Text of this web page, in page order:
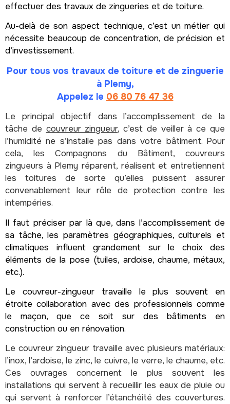
effectuer des travaux de zingueries et de toiture.
Au-delà de son aspect technique, c’est un métier qui
nécessite beaucoup de concentration, de précision et
d’investissement.
Pour tous vos travaux de toiture et de zinguerie
à Plemy,
Appelez le 06 80 76 47 36
Le principal objectif dans l’accomplissement de la
tâche de couvreur zingueur, c’est de veiller à ce que
l’humidité ne s’installe pas dans votre bâtiment. Pour
cela, les Compagnons du Bâtiment, couvreurs
zingueurs à Plemy réparent, réalisent et entretiennent
les toitures de sorte qu’elles puissent assurer
convenablement leur rôle de protection contre les
intempéries.
Il faut préciser par là que, dans l’accomplissement de
sa tâche, les paramètres géographiques, culturels et
climatiques influent grandement sur le choix des
éléments de la pose (tuiles, ardoise, chaume, métaux,
etc.).
Le couvreur-zingueur travaille le plus souvent en
étroite collaboration avec des professionnels comme
le maçon, que ce soit sur des bâtiments en
construction ou en rénovation.
Le couvreur zingueur travaille avec plusieurs matériaux:
l’inox, l’ardoise, le zinc, le cuivre, le verre, le chaume, etc.
Ces ouvrages concernent le plus souvent les
installations qui servent à recueillir les eaux de pluie ou
qui servent à renforcer l’étanchéité des couvertures.